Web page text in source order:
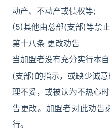
动产、不动产或债权等;
(5)其他由总部(支部)等禁止
第十八条 更改劝告
当加盟者没有充分实行本
(支部)的指示，或缺少诚
理不妥，或被认为不热心
告更改。加盟者对此劝告
行。